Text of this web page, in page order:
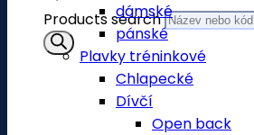
Products search
dámské
pánské
Plavky tréninkové
Chlapecké
Dívčí
Open back